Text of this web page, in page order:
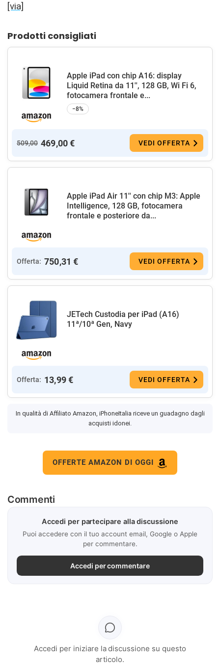
[via]
Prodotti consigliati
Apple iPad con chip A16: display
Liquid Retina da 11'', 128 GB, Wi Fi 6,
fotocamera frontale e...
−8%
509,00 469,00 € VEDI OFFERTA
Apple iPad Air 11'' con chip M3: Apple
Intelligence, 128 GB, fotocamera
frontale e posteriore da...
Offerta: 750,31 € VEDI OFFERTA
JETech Custodia per iPad (A16)
11ª/10ª Gen, Navy
Offerta: 13,99 € VEDI OFFERTA
In qualità di Affiliato Amazon, iPhoneItalia riceve un guadagno dagli
acquisti idonei.
OFFERTE AMAZON DI OGGI
Commenti
Accedi per partecipare alla discussione
Puoi accedere con il tuo account email, Google o Apple
per commentare.
Accedi per commentare
Accedi per iniziare la discussione su questo
articolo.